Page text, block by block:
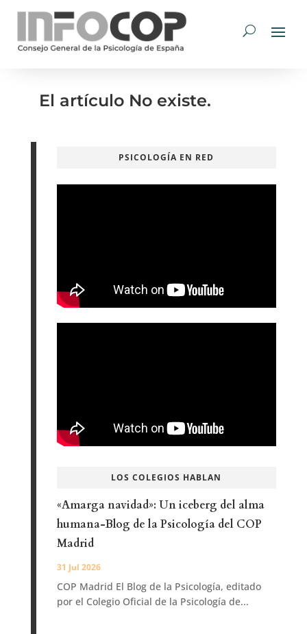
El artículo No existe.
PSICOLOGÍA EN RED
LOS COLEGIOS HABLAN
«Amarga navidad»: Un iceberg del alma
humana-Blog de la Psicología del COP
Madrid
31 Jul 2026
COP Madrid El Blog de la Psicología, editado
por el Colegio Oficial de la Psicología de...